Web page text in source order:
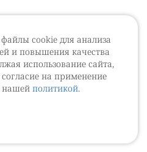
cookie для анализа
и повышения качества
использование сайта,
на применение
нашей политикой.